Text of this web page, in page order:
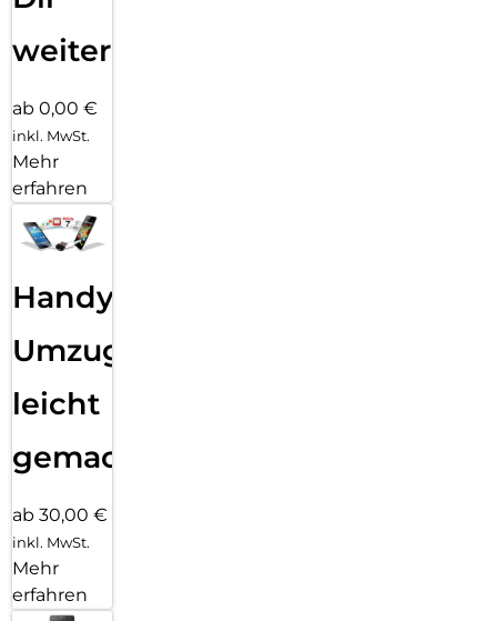
weiter
ab 0,00 €
inkl. MwSt.
Mehr
erfahren
Handy
Umzug
leicht
gemacht!
ab 30,00 €
inkl. MwSt.
Mehr
erfahren